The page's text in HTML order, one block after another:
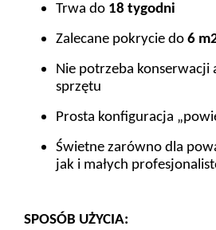
Trwa do 18 tygodni
Zalecane pokrycie do 6
Nie potrzeba konserwacji
sprzętu
Prosta konfiguracja
Świetne zarówno dla
jak i małych
SPOSÓB UŻYCIA: